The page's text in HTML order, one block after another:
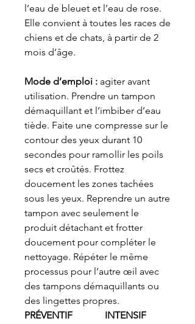
l’eau de bleuet et l’eau de rose.
Elle convient à toutes les races de
chiens et de chats, à partir de 2
mois d’âge.
Mode d’emploi : agiter avant
utilisation. Prendre un tampon
démaquillant et l’imbiber d’eau
tiède. Faite une compresse sur le
contour des yeux durant 10
secondes pour ramollir les poils
secs et croûtés. Frottez
doucement les zones tachées
sous les yeux. Reprendre un autre
tampon avec seulement le
produit détachant et frotter
doucement pour compléter le
nettoyage. Répéter le même
processus pour l’autre œil avec
des tampons démaquillants ou
des lingettes propres.
PRÉVENTIF
INTENSIF